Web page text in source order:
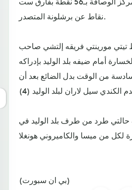
نقاط عن برشلونة المتصدر.
تيتي مورينتي فريقه إلتشي صاحب
أمام ضيفه بلد الوليد بإدراكه
من الوقت بدل الضائع بعد أن
حالتي طرد من طرف بلد الوليد في
(بي ان سبورت)